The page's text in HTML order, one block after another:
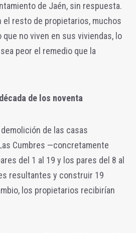
de Jaén, sin respuesta.
el resto de propietarios, muchos
no viven en sus viviendas, lo
peor el remedio que la
de los noventa
de las casas
Cumbres —concretamente
del 1 al 19 y los pares del 8 al
resultantes y construir 19
los propietarios recibirían